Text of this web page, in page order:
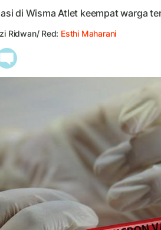
di Wisma Atlet keempat warga
Ridwan/ Red: Esthi Maharani